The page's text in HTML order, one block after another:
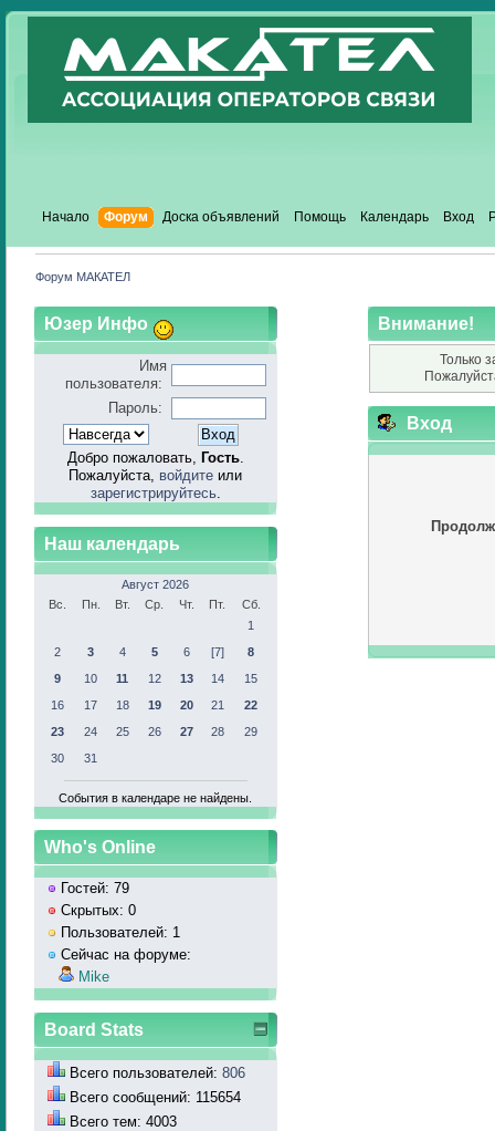
Начало Форум Доска объявлений Помощь Календарь Вход
Форум МАКАТЕЛ
Юзер Инфо
Имя
пользователя:
Пароль:
Добро пожаловать, Гость.
Пожалуйста, войдите или
зарегистрируйтесь.
Наш календарь
Август 2026
Вс.
Пн. Вт. Ср. Чт. Пт.
Сб.
1
2
3 4 5 6 [7]
8
9
10 11 12 13 14
15
16
17 18 19 20 21
22
23
24 25 26 27 28
29
30
31
События в календаре не найдены.
Who's Online
Гостей: 79
Скрытых: 0
Пользователей: 1
Сейчас на форуме:
Mike
Board Stats
Всего пользователей: 806
Всего сообщений: 115654
Всего тем: 4003
Внимание!
Только
Вход